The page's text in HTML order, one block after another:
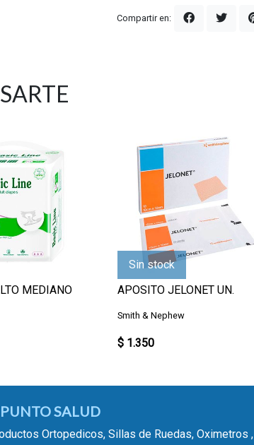
Compartir en:
MEDIANO
Sin stock
APOSITO JELONET UN.
Smith & Nephew
$ 1.350
SALUD
Ortopedicos, Sillas de Ruedas, Oximetros ,